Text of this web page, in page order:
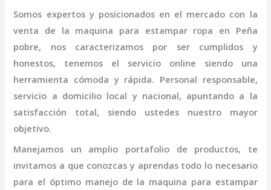
Somos expertos y posicionados en el mercado con la
venta de la maquina para estampar ropa en Peña
pobre, nos caracterizamos por ser cumplidos y
honestos, tenemos el servicio online siendo una
herramienta cómoda y rápida. Personal responsable,
servicio a domicilio local y nacional, apuntando a la
satisfacción total, siendo ustedes nuestro mayor
objetivo.
Manejamos un amplio portafolio de productos, te
invitamos a que conozcas y aprendas todo lo necesario
para el óptimo manejo de la maquina para estampar